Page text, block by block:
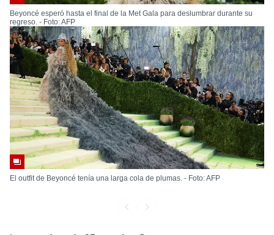
Beyoncé esperó hasta el final de la Met Gala para deslumbrar durante su
regreso. - Foto: AFP
El outfit de Beyoncé tenía una larga cola de plumas. - Foto: AFP